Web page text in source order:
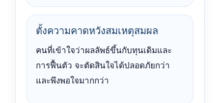
ตั้งความคาดหวังสมเหตุสมผล
คนที่เข้าใจว่าผลลัพธ์ขึ้นกับทุนเดิมและ
การฟื้นตัว จะตัดสินใจได้ปลอดภัยกว่า
และพึงพอใจมากกว่า